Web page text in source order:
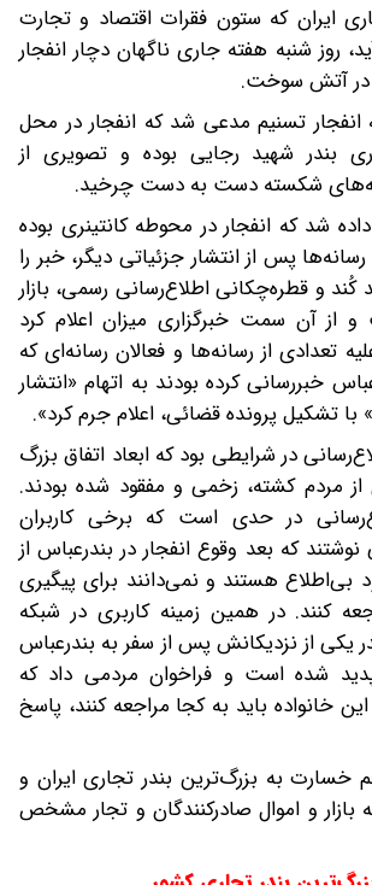
ایران که ستون فقرات اقتصاد و تجارت
روز شنبه هفته جاری ناگهان دچار انفجار
در آتش سوخت.
انفجار تسنیم مدعی شد که انفجار در محل
بندر شهید رجایی بوده و تصویری از
شکسته دست به دست چرخید.
شد که انفجار در محوطه کانتینری بوده
پس از انتشار جزئیاتی دیگر، خبر را
کُند و قطره‌چکانی اطلاع‌رسانی رسمی، بازار
و از آن سمت خبرگزاری میزان اعلام کرد
تعدادی از رسانه‌ها و فعالان رسانه‌ای که
خبررسانی کرده بودند به اتهام «انتشار
تشکیل پرونده قضائی، اعلام جرم کرد».
در شرایطی بود که ابعاد اتفاق بزرگ
از مردم کشته، زخمی و مفقود شده بودند.
در حدی است که برخی کاربران
که بعد وقوع انفجار در بندرعباس از
بی‌اطلاع هستند و نمی‌دانند برای پیگیری
کنند. در همین زمینه کاربری در شبکه
از نزدیکانش پس از سفر به بندرعباس
شده است و فراخوان مردمی داد که
خانواده باید به کجا مراجعه کنند، پاسخ
خسارت به بزرگ‌ترین بندر تجاری ایران و
و اموال صادرکنندگان و تجار مشخص